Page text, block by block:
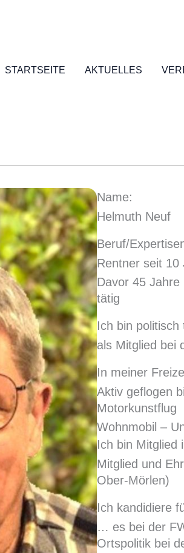
STARTSEITE AKTUELLES
Name:
Helmuth Neuf
Beruf/
Rentner seit 10
Davor 45
tätig
Ich bin
als Mitglied bei
In meiner
Aktiv geflogen
Motorkunstflug
Wohnmobil –
Ich bin Mitglied
Mitglied und
Ober-Mörlen)
Ich kandidiere
… es bei der
Ortspolitik bei